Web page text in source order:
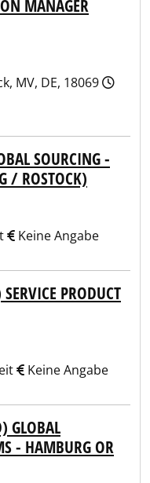
MANAGER
MV, DE, 18069
SOURCING -
/ ROSTOCK)
Keine Angabe
PRODUCT
Keine Angabe
GLOBAL
- HAMBURG OR